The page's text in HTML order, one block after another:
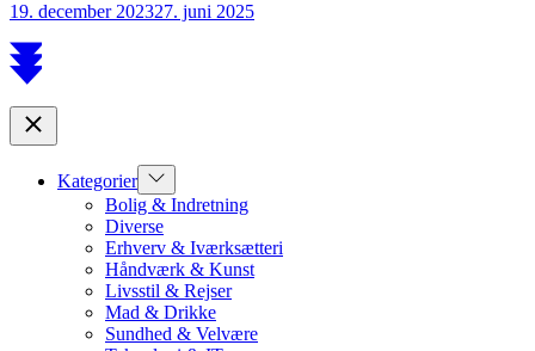
19. december 202327. juni 2025
Scroll
to
Close
Kategorier Show
sub
menu
Bolig & Indretning
Diverse
Erhverv & Iværksætteri
Håndværk & Kunst
Livsstil & Rejser
Mad & Drikke
Sundhed & Velvære